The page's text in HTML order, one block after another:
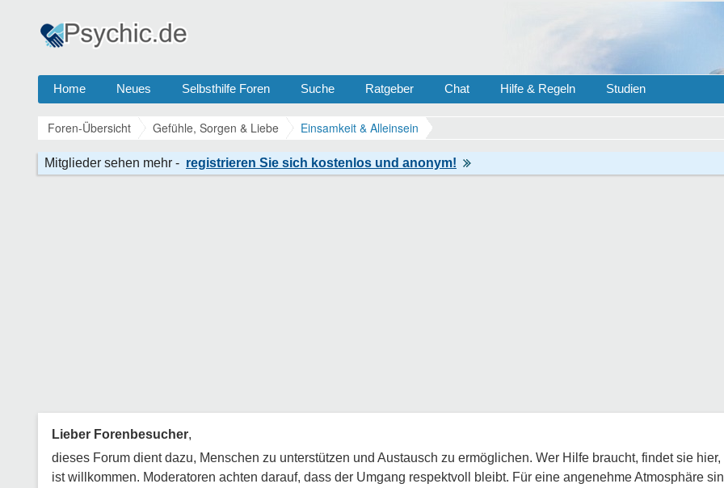
Home Neues Selbsthilfe Foren Suche Ratgeber Chat Hilfe & Regeln Studien
Foren-Übersicht Gefühle, Sorgen & Liebe Einsamkeit & Alleinsein
Lieber Forenbesucher,
dieses Forum dient dazu, Menschen zu unterstützen und Austausch zu ermöglichen. Wer Hilfe braucht, findet sie
ist willkommen. Moderatoren achten darauf, dass der Umgang respektvoll bleibt. Für eine angenehme Atmosphäre